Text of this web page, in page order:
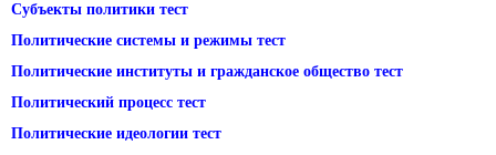
Субъекты политики тест
Политические системы и режимы тест
Политические институты и гражданское общество тест
Политический процесс тест
Политические идеологии тест